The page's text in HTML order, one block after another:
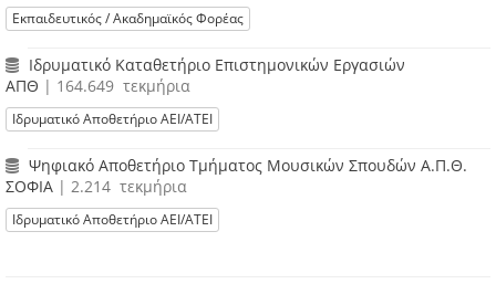
Εκπαιδευτικός / Ακαδημαϊκός Φορέας
Ιδρυματικό Καταθετήριο Επιστημονικών Εργασιών
ΑΠΘ | 164.649 τεκμήρια
Ιδρυματικό Αποθετήριο ΑΕΙ/ΑΤΕΙ
Ψηφιακό Αποθετήριο Τμήματος Μουσικών Σπουδών Α.Π.Θ.
ΣΟΦΙΑ | 2.214 τεκμήρια
Ιδρυματικό Αποθετήριο ΑΕΙ/ΑΤΕΙ